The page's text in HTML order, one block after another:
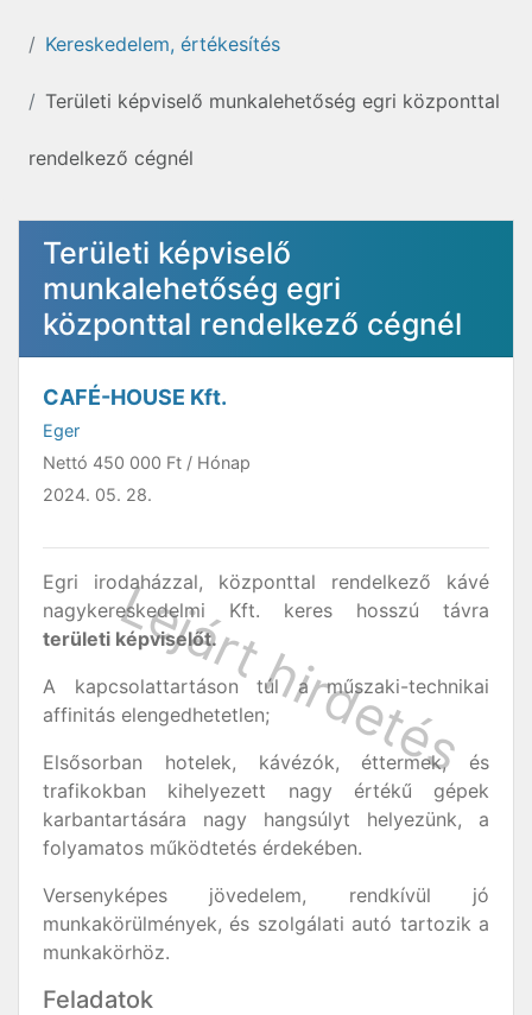
Kereskedelem, értékesítés
Területi képviselő munkalehetőség egri központtal
rendelkező cégnél
Területi képviselő
munkalehetőség egri
központtal rendelkező cégnél
CAFÉ-HOUSE Kft.
Eger
Nettó 450 000 Ft / Hónap
2024. 05. 28.
Egri irodaházzal, központtal rendelkező kávé
nagykereskedelmi Kft. keres hosszú távra
területi képviselőt.
A kapcsolattartáson túl a műszaki-technikai
affinitás elengedhetetlen;
Elsősorban hotelek, kávézók, éttermek, és
trafikokban kihelyezett nagy értékű gépek
karbantartására nagy hangsúlyt helyezünk, a
folyamatos működtetés érdekében.
Versenyképes jövedelem, rendkívül jó
munkakörülmények, és szolgálati autó tartozik a
munkakörhöz.
Feladatok